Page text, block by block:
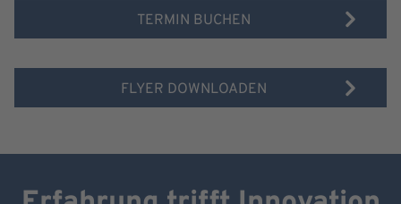
TERMIN BUCHEN
FLYER DOWNLOADEN